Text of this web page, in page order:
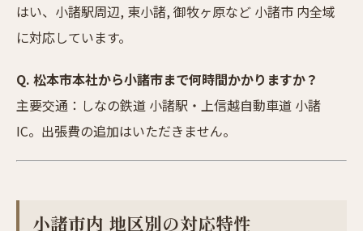
はい、小諸駅周辺, 東小諸, 御牧ヶ原など 小諸市 内全域
に対応しています。
Q. 松本市本社から小諸市まで何時間かかりますか？
主要交通：しなの鉄道 小諸駅・上信越自動車道 小諸
IC。出張費の追加はいただきません。
小諸市内 地区別の対応特性